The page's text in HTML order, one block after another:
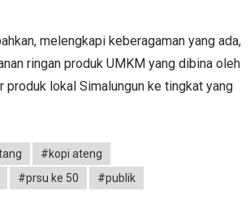
melengkapi keberagaman yang ada,
ringan produk UMKM yang dibina oleh
lokal Simalungun ke tingkat yang
#kopi ateng
#prsu ke 50 #publik